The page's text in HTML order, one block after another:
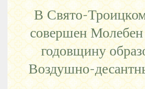
В Свято-
совершен
годовщину
Воздушно-